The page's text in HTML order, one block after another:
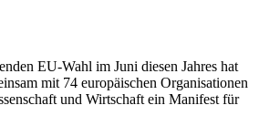
EU-Wahl im Juni diesen Jahres hat
mit 74 europäischen Organisationen
und Wirtschaft ein Manifest für